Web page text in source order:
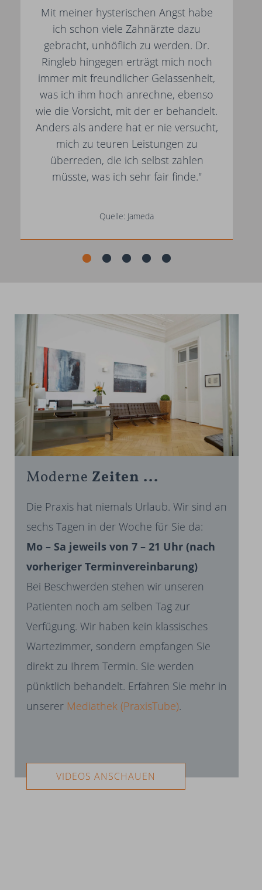
Mit meiner hysterischen Angst habe
ich schon viele Zahnärzte dazu
gebracht, unhöflich zu werden. Dr.
Ringleb hingegen erträgt mich noch
immer mit freundlicher Gelassenheit,
was ich ihm hoch anrechne, ebenso
wie die Vorsicht, mit der er behandelt.
Anders als andere hat er nie versucht,
mich zu teuren Leistungen zu
überreden, die ich selbst zahlen
müsste, was ich sehr fair finde."
Quelle: Jameda
Moderne ­ Zeiten ...
Die Praxis hat niemals Urlaub. Wir sind an
sechs Tagen in der Woche für Sie da:
Mo – Sa jeweils von 7 – 21 Uhr (nach
vorheriger Terminvereinbarung)
Bei Beschwerden stehen wir unseren
Patienten noch am selben Tag zur
Verfügung. Wir haben kein klassisches
Wartezimmer, sondern empfangen Sie
direkt zu Ihrem Termin. Sie werden
pünktlich behandelt. Erfahren Sie mehr in
unserer Mediathek (PraxisTube).
VIDEOS ANSCHAUEN